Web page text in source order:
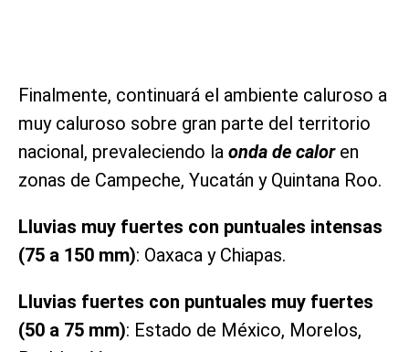
Finalmente, continuará el ambiente caluroso a
muy caluroso sobre gran parte del territorio
nacional, prevaleciendo la onda de caloren
zonas de Campeche, Yucatán y Quintana Roo.
Lluvias muy fuertes con puntuales intensas
(75 a 150 mm): Oaxaca y Chiapas.
Lluvias fuertes con puntuales muy fuertes
(50 a 75 mm): Estado de México, Morelos,